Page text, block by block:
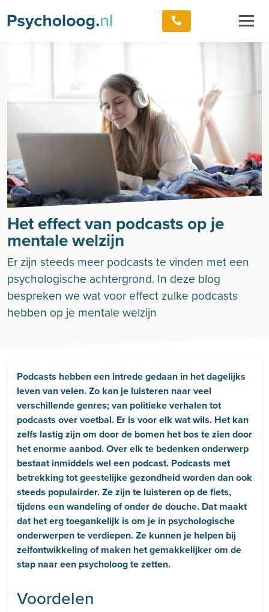
Het effect van podcasts op je
mentale welzijn
Er zijn steeds meer podcasts te vinden met een
psychologische achtergrond. In deze blog
bespreken we wat voor effect zulke podcasts
hebben op je mentale welzijn
Podcasts hebben een intrede gedaan in het dagelijks
leven van velen. Zo kan je luisteren naar veel
verschillende genres; van politieke verhalen tot
podcasts over voetbal. Er is voor elk wat wils. Het kan
zelfs lastig zijn om door de bomen het bos te zien door
het enorme aanbod. Over elk te bedenken onderwerp
bestaat inmiddels wel een podcast. Podcasts met
betrekking tot geestelijke gezondheid worden dan ook
steeds populairder. Ze zijn te luisteren op de fiets,
tijdens een wandeling of onder de douche. Dat maakt
dat het erg toegankelijk is om je in psychologische
onderwerpen te verdiepen. Ze kunnen je helpen bij
zelfontwikkeling of maken het gemakkelijker om de
stap naar een psycholoog te zetten.
Voordelen